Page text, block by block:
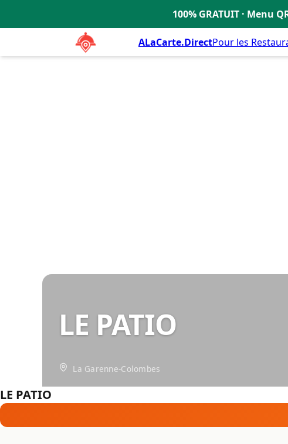
100% GRATUIT · Menu
ALaCarte.DirectPour les
LE PATIO
La Garenne-Colombes
LE PATIO